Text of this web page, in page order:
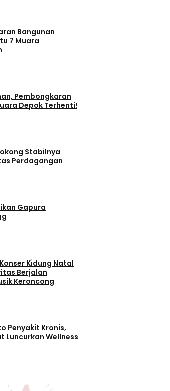
Bangunan
7 Muara
Pembongkaran
Depok Terhenti!
Stabilnya
Perdagangan
Gapura
Kidung Natal
Berjalan
Keroncong
Penyakit Kronis,
Luncurkan Wellness